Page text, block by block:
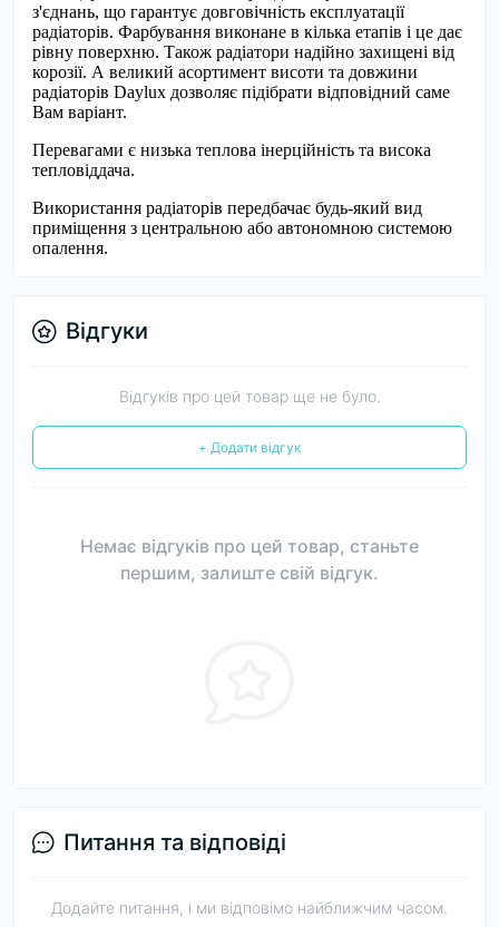
з'єднань, що гарантує довговічність експлуатації
радіаторів. Фарбування виконане в кілька етапів і це дає
рівну поверхню. Також радіатори надійно захищені від
корозії. А великий асортимент висоти та довжини
радіаторів Daylux дозволяє підібрати відповідний саме
Вам варіант.
Перевагами є низька теплова інерційність та висока
тепловіддача.
Використання радіаторів передбачає будь-який вид
приміщення з центральною або автономною системою
опалення.
Відгуки
Відгуків про цей товар ще не було.
+ Додати відгук
Немає відгуків про цей товар, станьте
першим, залиште свій відгук.
Питання та відповіді
Додайте питання, і ми відповімо найближчим часом.